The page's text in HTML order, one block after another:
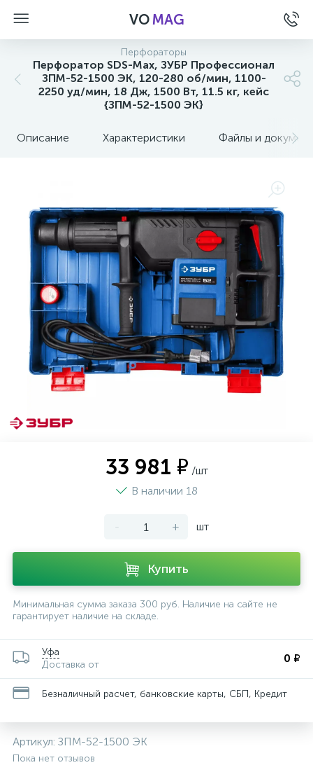
VOMAG
Перфораторы
Перфоратор SDS-Max, ЗУБР Профессионал
ЗПМ-52-1500 ЭК, 120-280 об/мин, 1100-
2250 уд/мин, 18 Дж, 1500 Вт, 11.5 кг, кейс
{ЗПМ-52-1500 ЭК}
Описание Характеристики Файлы и
33 981 ₽ /шт
В наличии 18
- + шт
Купить
Минимальная сумма заказа 300 руб. Наличие на сайте не
гарантирует наличие на складе.
Уфа
Доставка от
0 ₽
Безналичный расчет, банковские карты, СБП, Кредит
Артикул: ЗПМ-52-1500 ЭК
Пока нет отзывов